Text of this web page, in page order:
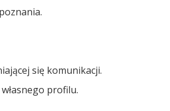
się komunikacji.
profilu.